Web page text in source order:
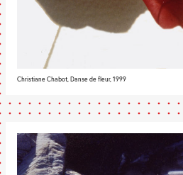
Christiane Chabot, Danse de fleur, 1999